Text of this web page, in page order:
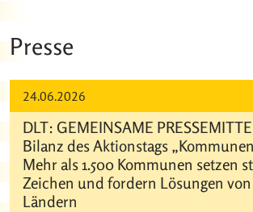
Presse
24.06.2026
DLT: GEMEINSAME
Bilanz des Aktionstags
Mehr als 1.500 Kommunen setzen
Zeichen und fordern Lösungen
Ländern